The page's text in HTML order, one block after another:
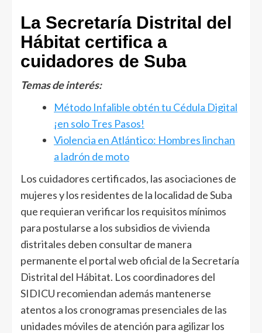
La Secretaría Distrital del
Hábitat certifica a
cuidadores de Suba
Temas de interés:
Método Infalible obtén tu Cédula Digital
¡en solo Tres Pasos!
Violencia en Atlántico: Hombres linchan
a ladrón de moto
Los cuidadores certificados, las asociaciones de
mujeres y los residentes de la localidad de Suba
que requieran verificar los requisitos mínimos
para postularse a los subsidios de vivienda
distritales deben consultar de manera
permanente el portal web oficial de la Secretaría
Distrital del Hábitat. Los coordinadores del
SIDICU recomiendan además mantenerse
atentos a los cronogramas presenciales de las
unidades móviles de atención para agilizar los